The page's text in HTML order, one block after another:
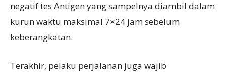
negatif tes Antigen yang sampelnya diambil dalam
kurun waktu maksimal 7×24 jam sebelum
keberangkatan.
Terakhir, pelaku perjalanan juga wajib